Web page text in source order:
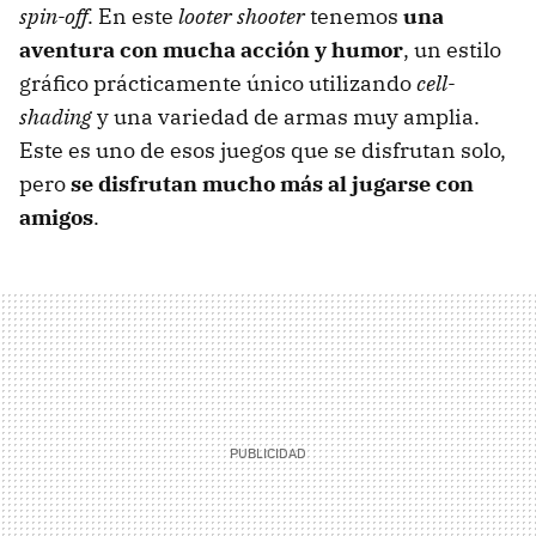
spin-off. En este looter shootertenemos una
aventura con mucha acción y humor, un estilo
gráfico prácticamente único utilizandocell-
shadingy una variedad de armas muy amplia.
Este es uno de esos juegos que se disfrutan solo,
perose disfrutan mucho más al jugarse con
amigos.